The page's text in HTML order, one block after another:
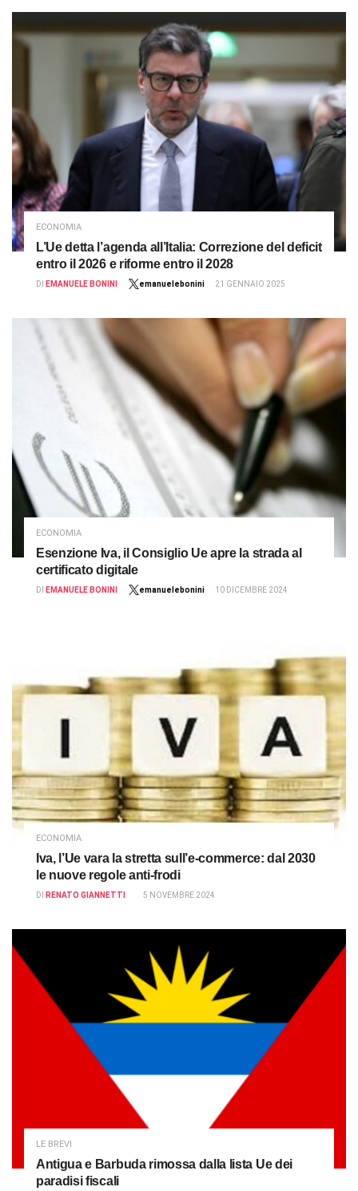
ECONOMIA
L’Ue detta l’agenda all’Italia: Correzione del deficit
entro il 2026 e riforme entro il 2028
DI EMANUELE BONINI emanuelebonini 21 GENNAIO 2025
ECONOMIA
Esenzione Iva, il Consiglio Ue apre la strada al
certificato digitale
DI EMANUELE BONINI emanuelebonini 10 DICEMBRE 2024
ECONOMIA
Iva, l’Ue vara la stretta sull’e-commerce: dal 2030
le nuove regole anti-frodi
DI RENATO GIANNETTI 5 NOVEMBRE 2024
LE BREVI
Antigua e Barbuda rimossa dalla lista Ue dei
paradisi fiscali